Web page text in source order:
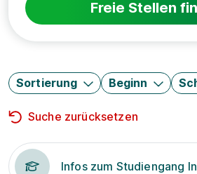
Freie Stellen
Sortierung Beginn
Suche zurücksetzen
Infos zum Studiengang